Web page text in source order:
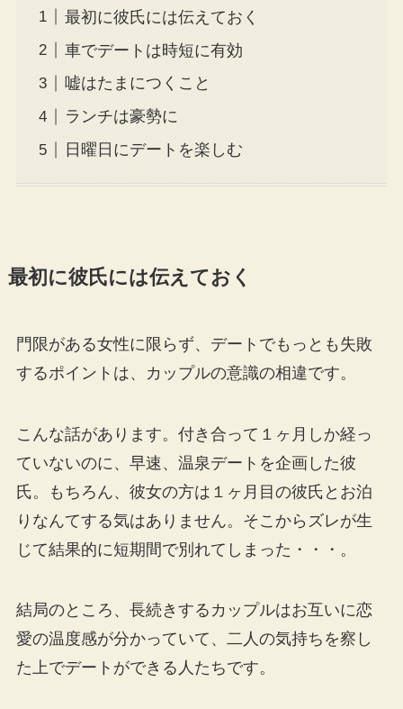
最初に彼氏には伝えておく
車でデートは時短に有効
嘘はたまにつくこと
ランチは豪勢に
日曜日にデートを楽しむ
最初に彼氏には伝えておく
門限がある女性に限らず、デートでもっとも失敗
するポイントは、カップルの意識の相違です。
こんな話があります。付き合って１ヶ月しか経っ
ていないのに、早速、温泉デートを企画した彼
氏。もちろん、彼女の方は１ヶ月目の彼氏とお泊
りなんてする気はありません。そこからズレが生
じて結果的に短期間で別れてしまった・・・。
結局のところ、長続きするカップルはお互いに恋
愛の温度感が分かっていて、二人の気持ちを察し
た上でデートができる人たちです。